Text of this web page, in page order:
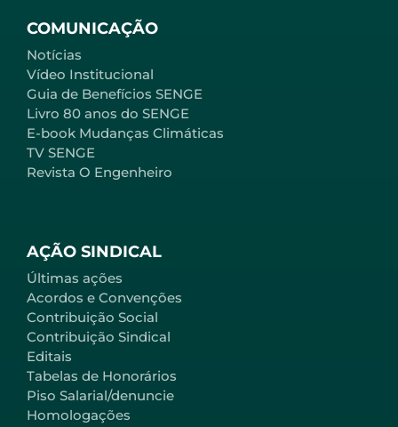
AÇÃO SINDICAL
Últimas ações
Acordos e Convenções
Contribuição Social
Contribuição Sindical
Editais
Tabelas de Honorários
Piso Salarial/denuncie
Homologações
COMUNICAÇÃO
Notícias
Vídeo Institucional
Guia de Benefícios SENGE
Livro 80 anos do SENGE
E-book Mudanças Climáticas
TV SENGE
Revista O Engenheiro